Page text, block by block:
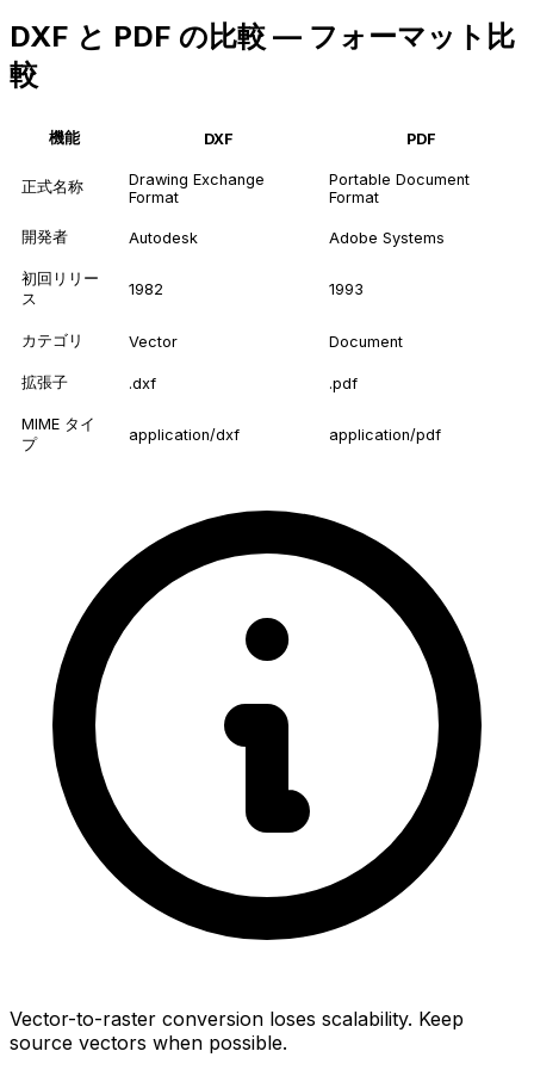
DXF と PDF の比較 — フォーマット比
較
機能 DXF PDF
正式名称
Drawing Exchange
Format
Portable Document
Format
開発者 Autodesk Adobe Systems
初回リリー
ス
1982 1993
カテゴリ Vector Document
拡張子 .dxf .pdf
MIME タイ
プ
application/dxf application/pdf
Vector-to-raster conversion loses scalability. Keep
source vectors when possible.